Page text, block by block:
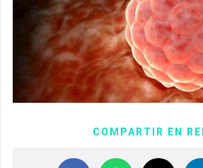
COMPARTIR EN